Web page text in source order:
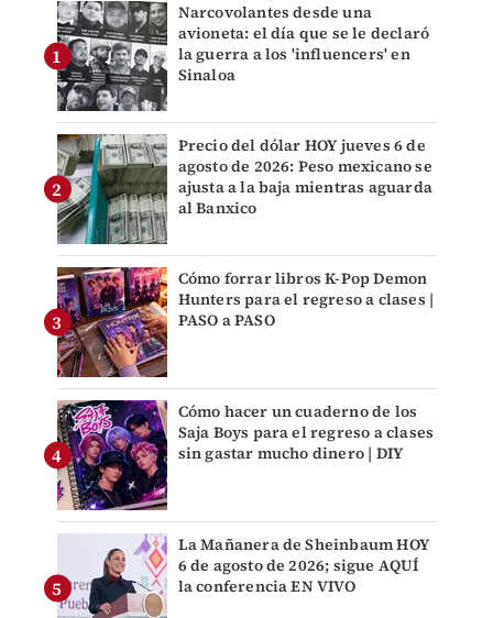
Narcovolantes desde una
avioneta: el día que se le declaró
la guerra a los 'influencers' en
Sinaloa
Precio del dólar HOY jueves 6 de
agosto de 2026: Peso mexicano se
ajusta a la baja mientras aguarda
al Banxico
Cómo forrar libros K-Pop Demon
Hunters para el regreso a clases |
PASO a PASO
Cómo hacer un cuaderno de los
Saja Boys para el regreso a clases
sin gastar mucho dinero | DIY
La Mañanera de Sheinbaum HOY
6 de agosto de 2026; sigue AQUÍ
la conferencia EN VIVO